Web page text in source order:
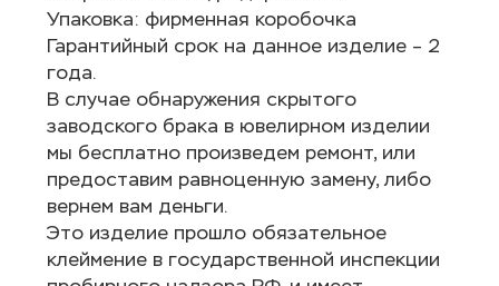
Упаковка: фирменная коробочка
Гарантийный срок на данное изделие – 2
года.
В случае обнаружения скрытого
заводского брака в ювелирном изделии
мы бесплатно произведем ремонт, или
предоставим равноценную замену, либо
вернем вам деньги.
Это изделие прошло обязательное
клеймение в государственной инспекции